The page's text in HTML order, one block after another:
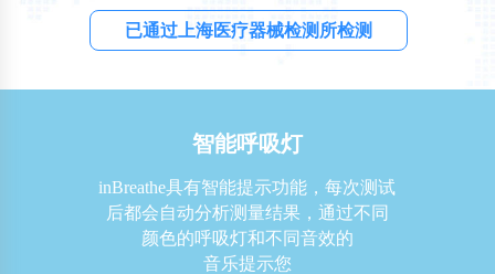
已通过上海医疗器械检测所检测
智能呼吸灯
inBreathe具有智能提示功能，每次测试
后都会自动分析测量结果，通过不同
颜色的呼吸灯和不同音效的
音乐提示您